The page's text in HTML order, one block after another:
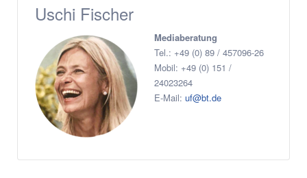
Uschi Fischer
Mediaberatung
Tel.: +49 (0) 89 / 457096-26
Mobil: +49 (0) 151 /
24023264
E-Mail: uf@bt.de